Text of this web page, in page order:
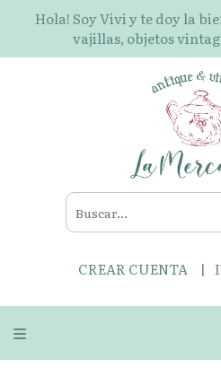
Hola! Soy Vivi y te doy la
vajillas, objetos
CREAR CUENTA